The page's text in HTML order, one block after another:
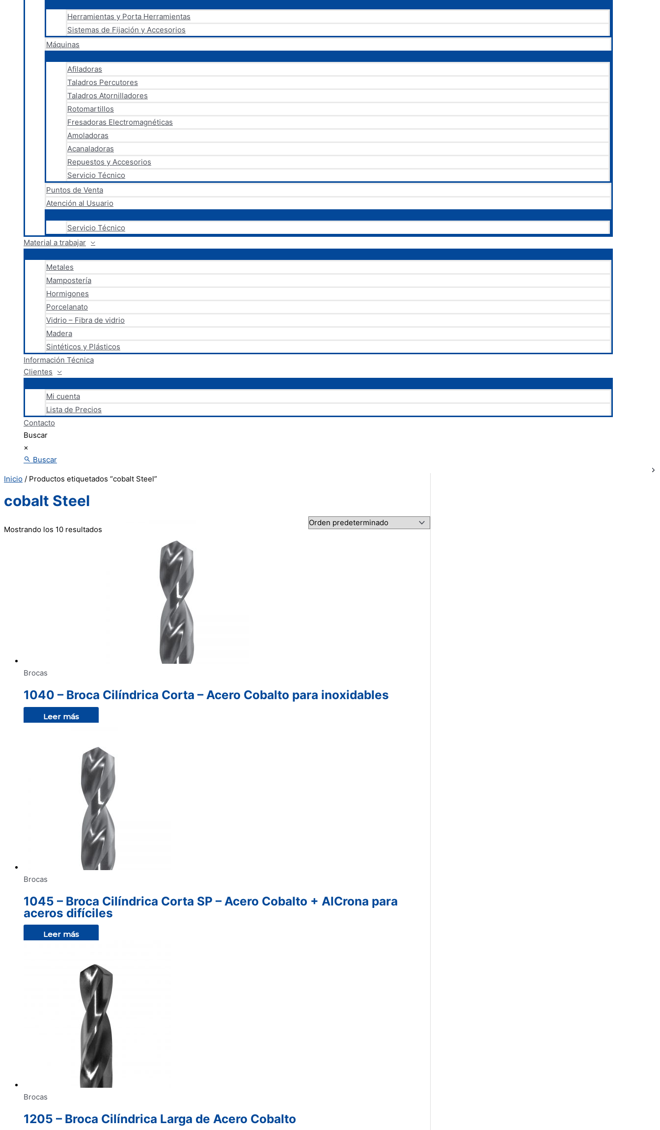
Herramientas y Porta Herramientas
Sistemas de Fijación y Accesorios
Máquinas
Afiladoras
Taladros Percutores
Taladros Atornilladores
Rotomartillos
Fresadoras Electromagnéticas
Amoladoras
Acanaladoras
Repuestos y Accesorios
Servicio Técnico
Puntos de Venta
Atención al Usuario
Servicio Técnico
Material a trabajar
Metales
Mampostería
Hormigones
Porcelanato
Vidrio – Fibra de vidrio
Madera
Sintéticos y Plásticos
Información Técnica
Clientes
Mi cuenta
Lista de Precios
Contacto
Buscar
×
Buscar
Inicio / Productos etiquetados “cobalt Steel”
cobalt Steel
Mostrando los 10 resultados
Brocas
1040 – Broca Cilíndrica Corta – Acero Cobalto para inoxidables
Leer más
Brocas
1045 – Broca Cilíndrica Corta SP – Acero Cobalto + AlCrona para
aceros difíciles
Leer más
Brocas
1205 – Broca Cilíndrica Larga de Acero Cobalto